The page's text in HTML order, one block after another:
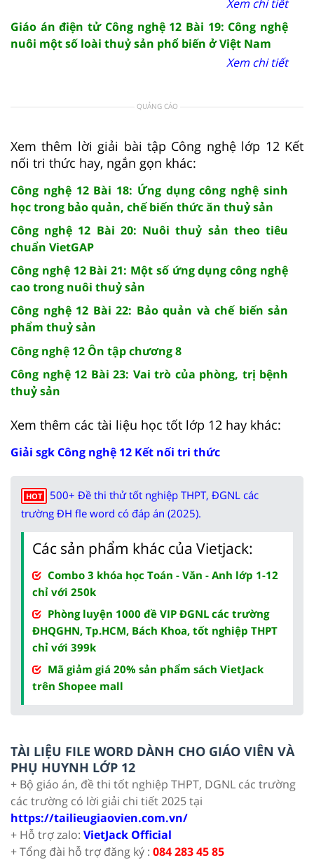
Xem chi tiết
Giáo án điện tử Công nghệ 12 Bài 19: Công nghệ
nuôi một số loài thuỷ sản phổ biến ở Việt Nam
Xem chi tiết
QUẢNG CÁO
Xem thêm lời giải bài tập Công nghệ lớp 12 Kết
nối tri thức hay, ngắn gọn khác:
Công nghệ 12 Bài 18: Ứng dụng công nghệ sinh
học trong bảo quản, chế biến thức ăn thuỷ sản
Công nghệ 12 Bài 20: Nuôi thuỷ sản theo tiêu
chuẩn VietGAP
Công nghệ 12 Bài 21: Một số ứng dụng công nghệ
cao trong nuôi thuỷ sản
Công nghệ 12 Bài 22: Bảo quản và chế biến sản
phẩm thuỷ sản
Công nghệ 12 Ôn tập chương 8
Công nghệ 12 Bài 23: Vai trò của phòng, trị bệnh
thuỷ sản
Xem thêm các tài liệu học tốt lớp 12 hay khác:
Giải sgk Công nghệ 12 Kết nối tri thức
HOT
500+ Đề thi thử tốt nghiệp THPT, ĐGNL các
trường ĐH fle word có đáp án (2025).
Các sản phẩm khác của Vietjack:
Combo 3 khóa học Toán - Văn - Anh lớp 1-12
chỉ với 250k
Phòng luyện 1000 đề VIP ĐGNL các trường
ĐHQGHN, Tp.HCM, Bách Khoa, tốt nghiệp THPT
chỉ với 399k
Mã giảm giá 20% sản phẩm sách VietJack
trên Shopee mall
TÀI LIỆU FILE WORD DÀNH CHO GIÁO VIÊN VÀ
PHỤ HUYNH LỚP 12
+ Bộ giáo án, đề thi tốt nghiệp THPT, DGNL các trường
các trường có lời giải chi tiết 2025 tại
https://tailieugiaovien.com.vn/
+ Hỗ trợ zalo: VietJack Official
+ Tổng đài hỗ trợ đăng ký : 084 283 45 85